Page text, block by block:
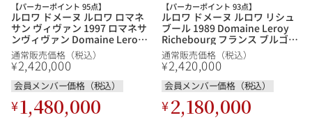
【パーカーポイント 95点】
ルロワ ドメーヌ ルロワ ロマネ
サン ヴィヴァン 1997 ロマネサ
ンヴィヴァン Domaine Leroy
Romanee St.Vivant フランス
ブルゴーニュ 赤ワイン
通常販売価格（税込）
¥2,420,000
会員メンバー価格（税込）
¥1,480,000
【パーカーポイント 93点】
ルロワ ドメーヌ ルロワ リシュ
ブール 1989 Domaine Leroy
Richebourg フランス ブルゴー
ニュ 赤ワイン
通常販売価格（税込）
¥2,420,000
会員メンバー価格（税込）
¥2,180,000